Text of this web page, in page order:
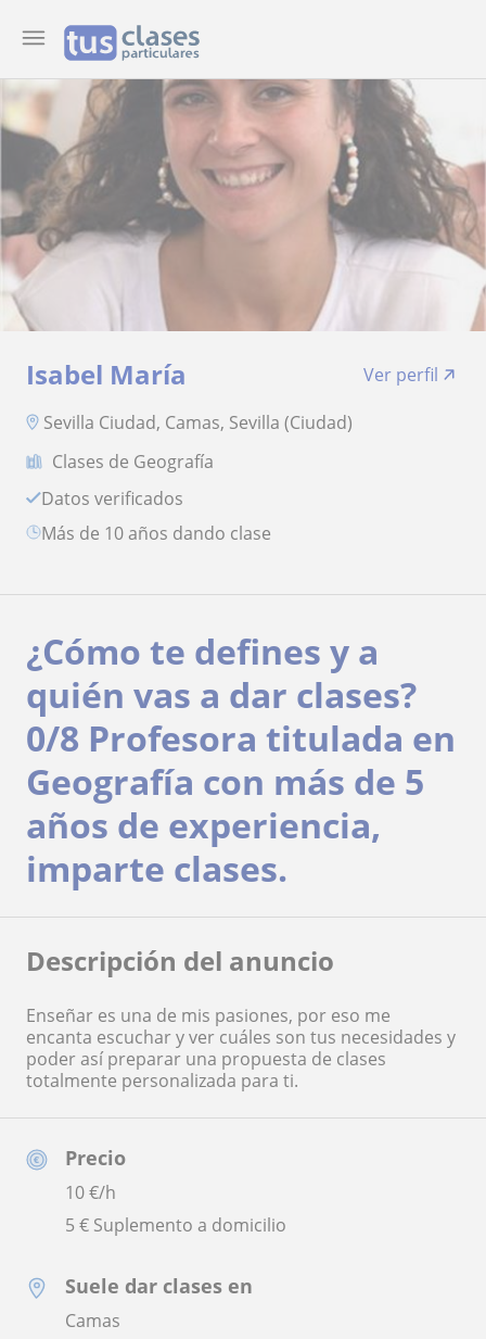
Isabel María
Ver perfil
Sevilla Ciudad, Camas, Sevilla (Ciudad)
Clases de Geografía
Datos verificados
más de 10 años dando clase
Precio
10€/h
5 € Suplemento a domicilio
Suele dar clases en
Camas
¿Cómo te defines y a
quién vas a dar clases?
0/8 Profesora titulada en
Geografía con más de 5
años de experiencia,
imparte clases.
Descripción del anuncio
Enseñar es una de mis pasiones, por eso me
encanta escuchar y ver cuáles son tus necesidades y
poder así preparar una propuesta de clases
totalmente personalizada para ti.